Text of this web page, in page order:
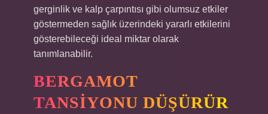
gerginlik ve kalp çarpıntısı gibi olumsuz etkiler
göstermeden sağlık üzerindeki yararlı etkilerini
gösterebileceği ideal miktar olarak
tanımlanabilir.
BERGAMOT
TANSIYONU DÜŞÜRÜR